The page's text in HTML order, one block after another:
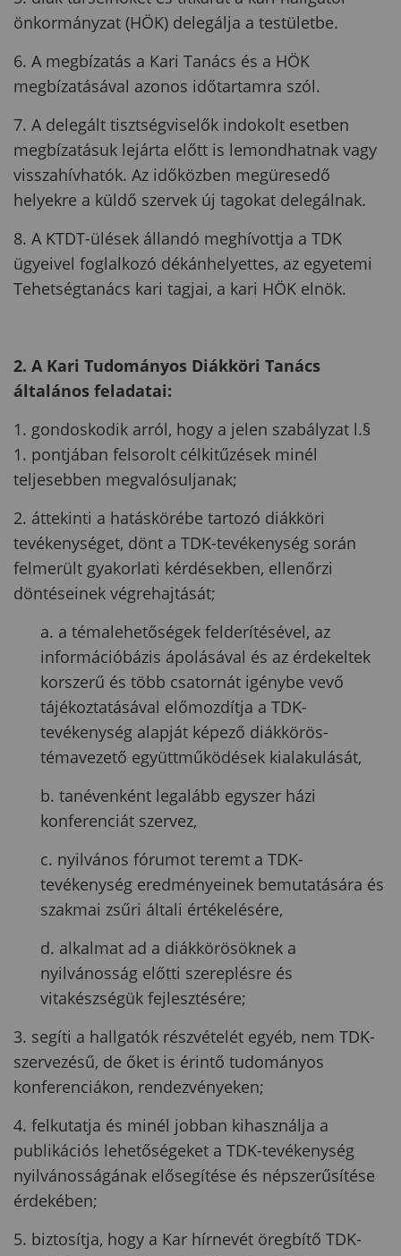
önkormányzat (HÖK) delegálja a testületbe.
6. A megbízatás a Kari Tanács és a HÖK
megbízatásával azonos időtartamra szól.
7. A delegált tisztségviselők indokolt esetben
megbízatásuk lejárta előtt is lemondhatnak vagy
visszahívhatók. Az időközben megüresedő
helyekre a küldő szervek új tagokat delegálnak.
8. A KTDT-ülések állandó meghívottja a TDK
ügyeivel foglalkozó dékánhelyettes, az egyetemi
Tehetségtanács kari tagjai, a kari HÖK elnök.
2. A Kari Tudományos Diákköri Tanács
általános feladatai:
1. gondoskodik arról, hogy a jelen szabályzat l.§
1. pontjában felsorolt célkitűzések minél
teljesebben megvalósuljanak;
2. áttekinti a hatáskörébe tartozó diákköri
tevékenységet, dönt a TDK-tevékenység során
felmerült gyakorlati kérdésekben, ellenőrzi
döntéseinek végrehajtását;
a. a témalehetőségek felderítésével, az
információbázis ápolásával és az érdekeltek
korszerű és több csatornát igénybe vevő
tájékoztatásával előmozdítja a TDK-
tevékenység alapját képező diákkörös-
témavezető együttműködések kialakulását,
b. tanévenként legalább egyszer házi
konferenciát szervez,
c. nyilvános fórumot teremt a TDK-
tevékenység eredményeinek bemutatására és
szakmai zsűri általi értékelésére,
d. alkalmat ad a diákkörösöknek a
nyilvánosság előtti szereplésre és
vitakészségük fejlesztésére;
3. segíti a hallgatók részvételét egyéb, nem TDK-
szervezésű, de őket is érintő tudományos
konferenciákon, rendezvényeken;
4. felkutatja és minél jobban kihasználja a
publikációs lehetőségeket a TDK-tevékenység
nyilvánosságának elősegítése és népszerűsítése
érdekében;
5. biztosítja, hogy a Kar hírnevét öregbítő TDK-